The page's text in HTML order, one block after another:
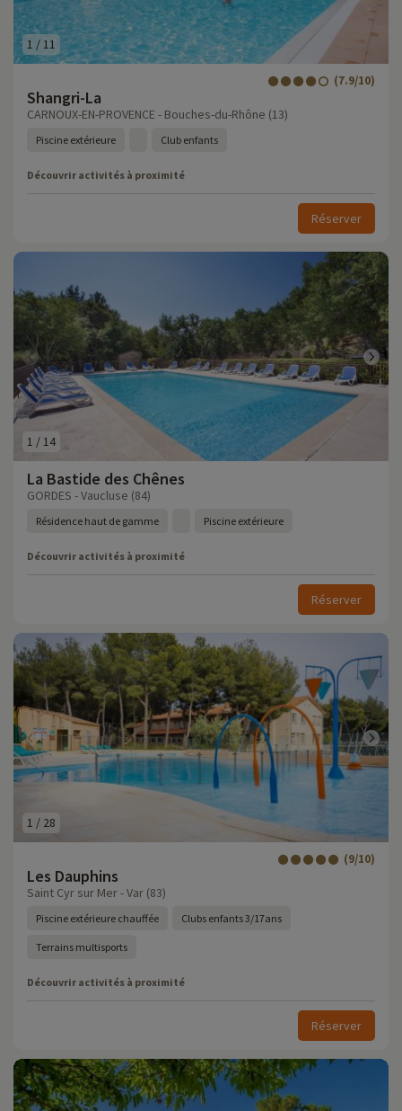
1 /11
Shangri-La
(7.9/10)
CARNOUX-EN-PROVENCE - Bouches-du-Rhône (13)
Piscine extérieure Club enfants
Découvrir activités à proximité
Réserver
1 / 14
La Bastide des Chênes
GORDES - Vaucluse (84)
Résidence haut de gamme Piscine extérieure
Découvrir activités à proximité
Réserver
1 / 28
Les Dauphins
(9/10)
Saint Cyr sur Mer - Var (83)
Piscine extérieure chauffée Clubs enfants 3/17ans
Terrains multisports
Découvrir activités à proximité
Réserver